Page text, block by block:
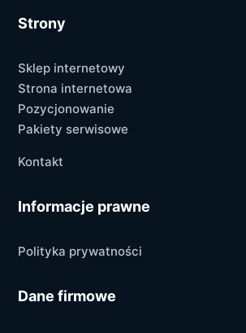
Strony
Sklep internetowy
Strona internetowa
Pozycjonowanie
Pakiety serwisowe
Kontakt
Informacje prawne
Polityka prywatności
Dane firmowe